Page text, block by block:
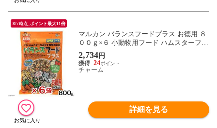
8/7時点_ポイント最大11倍
マルカン バランスフードプラス お徳用 ８
００ｇ×６ 小動物用フード ハムスターフー
ド えさ エサ 餌 関東当日便
2,734円
24
チャーム
詳細を見る